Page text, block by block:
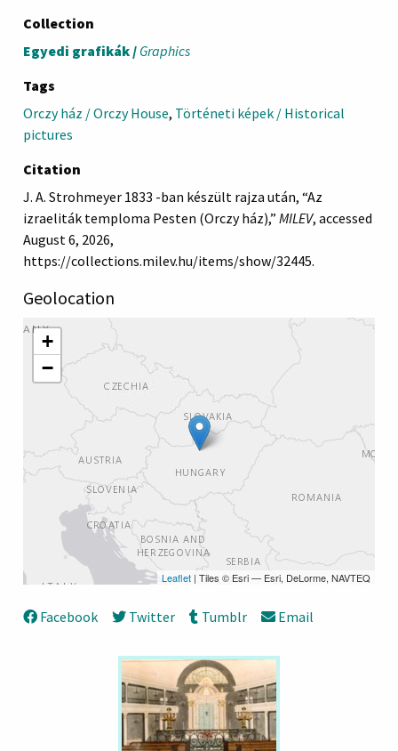
Collection
Egyedi grafikák / Graphics
Tags
Orczy ház / Orczy House, Történeti képek / Historical
pictures
Citation
J. A. Strohmeyer 1833 -ban készült rajza után, “Az
izraeliták temploma Pesten (Orczy ház),” MILEV, accessed
August 6, 2026,
https://collections.milev.hu/items/show/32445.
Geolocation
+
−
Leaflet | Tiles © Esri — Esri, DeLorme, NAVTEQ
Facebook Twitter Tumblr Email